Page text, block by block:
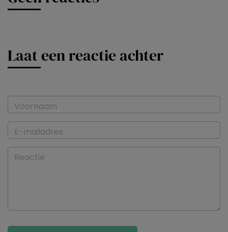
Laat een reactie achter
Voornaam
E-mailadres
Reactie